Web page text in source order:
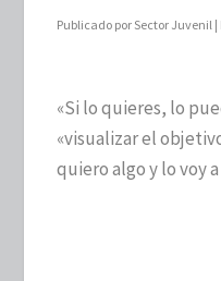
Publicado por Sector Juvenil |
«Si lo quieres, lo
«visualizar el
quiero algo y lo voy